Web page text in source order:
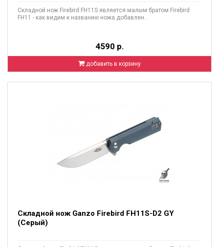
Складной нож Firebird FH11S является малым братом Firebird
FH11 - как видим к названию ножа добавлен..
4590 р.
добавить в корзину
Складной нож Ganzo Firebird FH11S-D2 GY
(Серый)